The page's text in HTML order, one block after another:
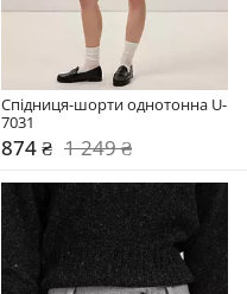
Спідниця-шорти однотонна U-
7031
874 ₴ 1 249 ₴